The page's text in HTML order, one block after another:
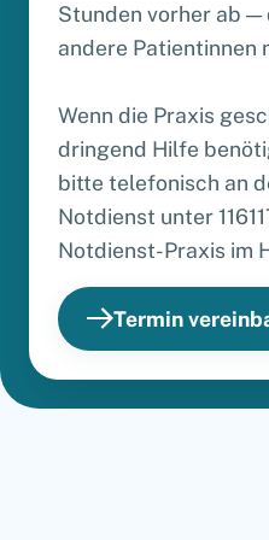
Stunden vorher ab
andere Patientinnen
Wenn die Praxis
dringend Hilfe
bitte telefonisch an
Notdienst unter
Notdienst-Praxis im
Termin